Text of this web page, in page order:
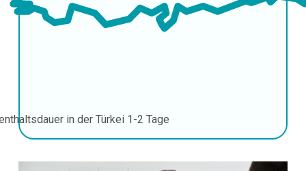
in der Türkei 1-2 Tage